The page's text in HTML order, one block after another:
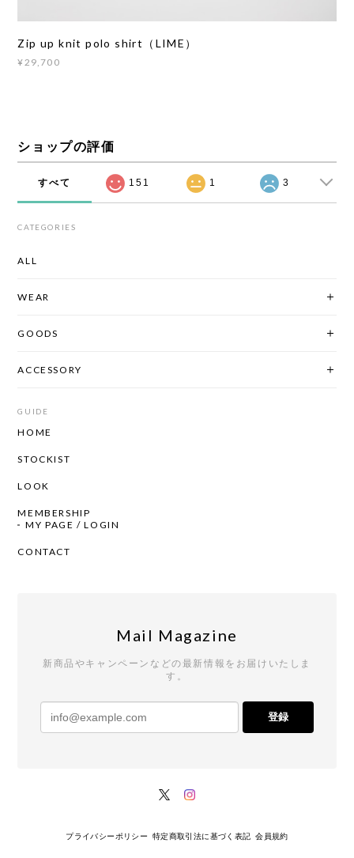
Zip up knit polo shirt（LIME）
¥29,700
ショップの評価
すべて 151 1 3
CATEGORIES
ALL
WEAR
GOODS
ACCESSORY
GUIDE
HOME
STOCKIST
LOOK
MEMBERSHIP
MY PAGE / LOGIN
CONTACT
Mail Magazine
新商品やキャンペーンなどの最新情報をお届けいたしま
す。
登録
プライバシーポリシー 特定商取引法に基づく表記 会員規約